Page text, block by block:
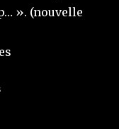
». (nouvelle